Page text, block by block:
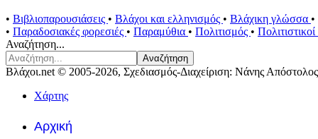
• Βιβλιοπαρουσιάσεις • Βλάχοι και ελληνισμός • Βλάχικη γλώσσα •
• Παραδοσιακές φορεσιές • Παραμύθια • Πολιτισμός •
Αναζήτηση...
Αναζήτηση
Βλάχοι.net © 2005-2026, Σχεδιασμός-Διαχείριση: Νάνης Απόστολος
Χάρτης
Αρχική